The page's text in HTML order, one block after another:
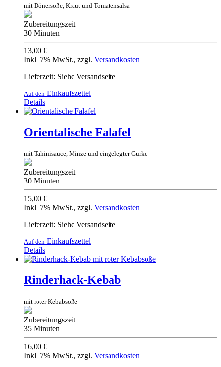
mit Dönersoße, Kraut und Tomatensalsa
Zubereitungszeit
30 Minuten
13,00 €
Inkl. 7% MwSt., zzgl. Versandkosten
Lieferzeit: Siehe Versandseite
Auf den Einkaufszettel
Details
Orientalische Falafel
mit Tahinisauce, Minze und eingelegter Gurke
Zubereitungszeit
30 Minuten
15,00 €
Inkl. 7% MwSt., zzgl. Versandkosten
Lieferzeit: Siehe Versandseite
Auf den Einkaufszettel
Details
Rinderhack-Kebab
mit roter Kebabsoße
Zubereitungszeit
35 Minuten
16,00 €
Inkl. 7% MwSt., zzgl. Versandkosten